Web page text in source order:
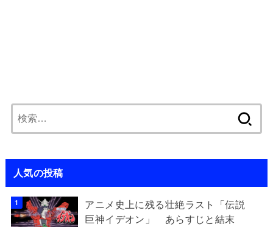
索:
人気の投稿
アニメ史上に残る壮絶ラスト「伝説
巨神イデオン」 あらすじと結末